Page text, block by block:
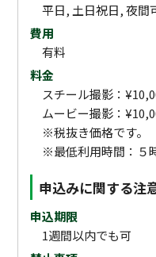
平日, 土日祝日, 夜間
費用
有料
料金
スチール撮影：
ムービー撮影：
※税抜き価格です。
※最低利用時間：５
申込みに関する注
申込期限
1週間以内でも可